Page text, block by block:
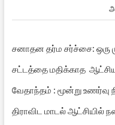
சனாதன தர்ம சர்ச்சை: ஒரு
சட்டத்தை மதிக்காத
வேதாந்தம் : மூன்று உணர்வு
திராவிட மாடல்